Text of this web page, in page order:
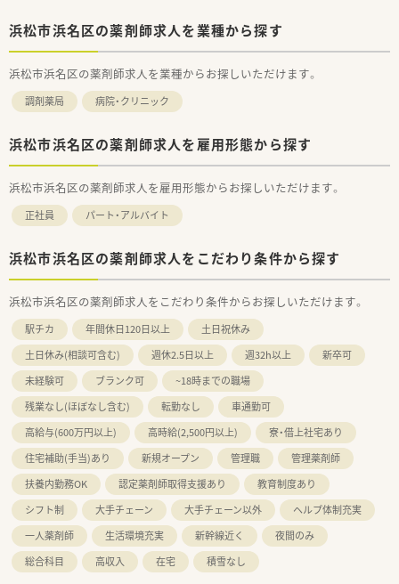
浜松市浜名区の薬剤師求人を業種から探す
浜松市浜名区の薬剤師求人を業種からお探しいただけます。
調剤薬局 病院・クリニック
浜松市浜名区の薬剤師求人を雇用形態から探す
浜松市浜名区の薬剤師求人を雇用形態からお探しいただけます。
正社員 パート・アルバイト
浜松市浜名区の薬剤師求人をこだわり条件から探す
浜松市浜名区の薬剤師求人をこだわり条件からお探しいただけます。
駅チカ 年間休日120日以上
土日祝休み
土日休み(相談可含む)
週休2.5日以上 週32h以上
新卒可
未経験可
ブランク可
~18時までの職場
残業なし(ほぼなし含む)
転勤なし
車通勤可
高給与(600万円以上)
高時給(2,500円以上)
寮・借上社宅あり
住宅補助(手当)あり
新規オープン 管理職
管理薬剤師
扶養内勤務OK
認定薬剤師取得支援あり
教育制度あり
シフト制
大手チェーン 大手チェーン以外
ヘルプ体制充実
一人薬剤師
生活環境充実 新幹線近く
夜間のみ
総合科目
高収入 在宅 積雪なし